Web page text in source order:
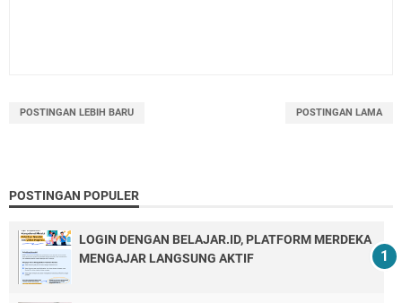
POSTINGAN LEBIH BARU POSTINGAN LAMA
POSTINGAN POPULER
LOGIN DENGAN BELAJAR.ID, PLATFORM MERDEKA
MENGAJAR LANGSUNG AKTIF